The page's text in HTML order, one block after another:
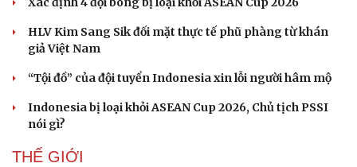
HLV Kim Sang Sik đối mặt thực tế phũ phàng từ khán
giả Việt Nam
“Tội đồ” của đội tuyển Indonesia xin lỗi người hâm mộ
Indonesia bị loại khỏi ASEAN Cup 2026, Chủ tịch PSSI
nói gì?
THẾ GIỚI